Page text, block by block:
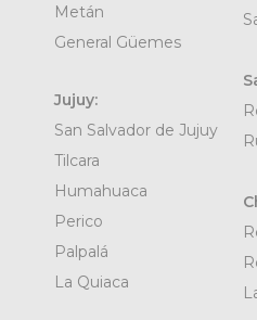
Metán
General Güemes
Jujuy:
San Salvador de Jujuy
Tilcara
Humahuaca
Perico
Palpalá
La Quiaca